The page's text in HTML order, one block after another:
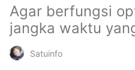
Agar berfungsi
jangka waktu
Satuinfo